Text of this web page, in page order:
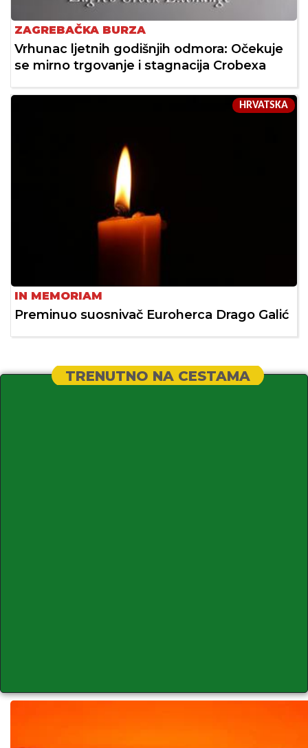
ZAGREBAČKA BURZA
Vrhunac ljetnih godišnjih odmora: Očekuje
se mirno trgovanje i stagnacija Crobexa
HRVATSKA
IN MEMORIAM
Preminuo suosnivač Euroherca Drago Galić
TRENUTNO NA CESTAMA